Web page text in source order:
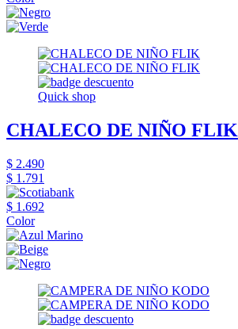
Quick shop
CHALECO DE NIÑO FLIK
$ 2.490
$ 1.791
$ 1.692
Color